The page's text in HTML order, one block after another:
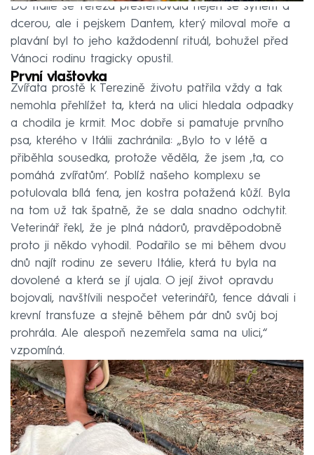
Do Itálie se Tereza přestěhovala nejen se synem a
dcerou, ale i pejskem Dantem, který miloval moře a
plavání byl to jeho každodenní rituál, bohužel před
Vánoci rodinu tragicky opustil.
První vlaštovka
Zvířata prostě k Terezině životu patřila vždy a tak
nemohla přehlížet ta, která na ulici hledala odpadky
a chodila je krmit. Moc dobře si pamatuje prvního
psa, kterého v Itálii zachránila: „Bylo to v létě a
přiběhla sousedka, protože věděla, že jsem ‚ta, co
pomáhá zvířatům‘. Poblíž našeho komplexu se
potulovala bílá fena, jen kostra potažená kůží. Byla
na tom už tak špatně, že se dala snadno odchytit.
Veterinář řekl, že je plná nádorů, pravděpodobně
proto ji někdo vyhodil. Podařilo se mi během dvou
dnů najít rodinu ze severu Itálie, která tu byla na
dovolené a která se jí ujala. O její život opravdu
bojovali, navštívili nespočet veterinářů, fence dávali i
krevní transfuze a stejně během pár dnů svůj boj
prohrála. Ale alespoň nezemřela sama na ulici,“
vzpomíná.